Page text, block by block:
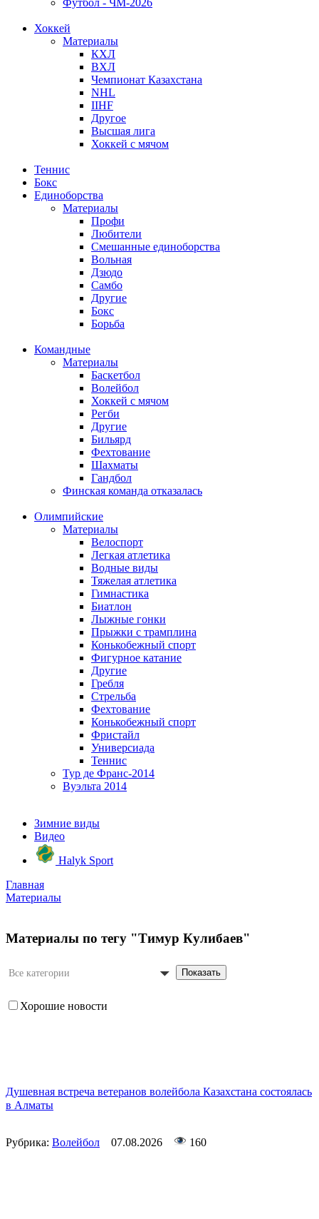
Футбол - ЧМ-2026
Хоккей
Материалы
КХЛ
ВХЛ
Чемпионат Казахстана
NHL
IIHF
Другое
Высшая лига
Хоккей с мячом
Теннис
Бокс
Единоборства
Материалы
Профи
Любители
Смешанные единоборства
Вольная
Дзюдо
Самбо
Другие
Бокс
Борьба
Командные
Материалы
Баскетбол
Волейбол
Хоккей с мячом
Регби
Другие
Бильярд
Фехтование
Шахматы
Гандбол
Финская команда отказалась
Олимпийские
Материалы
Велоспорт
Легкая атлетика
Водные виды
Тяжелая атлетика
Гимнастика
Биатлон
Лыжные гонки
Прыжки с трамплина
Конькобежный спорт
Фигурное катание
Другие
Гребля
Стрельба
Фехтование
Конькобежный спорт
Фристайл
Универсиада
Теннис
Тур де Франс-2014
Вуэльта 2014
Зимние виды
Видео
Halyk Sport
Главная
Материалы
Материалы по тегу "Тимур Кулибаев"
Все категории Показать
Хорошие новости
Душевная встреча ветеранов волейбола Казахстана состоялась
в Алматы
Рубрика: Волейбол 07.08.2026 160